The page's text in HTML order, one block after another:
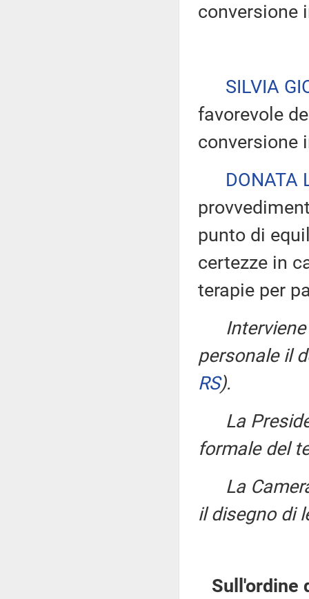
conversione
SILVIA
favorevole
conversione
DONATA
punto di
certezze in
terapie per
personale il
RS).
La
formale del
La
il disegno di
Sull'ordine